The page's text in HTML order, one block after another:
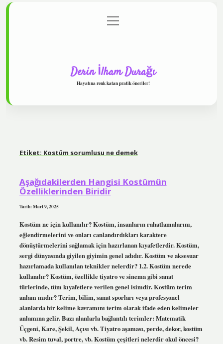
Gizlilik Politikası
menüyü
aç
Derin İlham Durağı
Hayatına renk katan pratik öneriler!
Etiket: Kostüm sorumlusu ne demek
Aşağıdakilerden Hangisi Kostümün
Özelliklerinden Biridir
Tarih: Mart 9, 2025
Kostüm ne için kullanılır? Kostüm, insanların rahatlamalarını,
eğlendirmelerini ve onları canlandırdıkları karaktere
dönüştürmelerini sağlamak için hazırlanan kıyafetlerdir. Kostüm,
sergi dünyasında giyilen giyimin genel adıdır. Kostüm ve aksesuar
hazırlamada kullanılan teknikler nelerdir? 1.2. Kostüm nerede
kullanılır? Kostüm, özellikle tiyatro ve sinema gibi sanat
türlerinde, tüm kıyafetlere verilen genel isimdir. Kostüm terim
anlam mıdır? Terim, bilim, sanat sporları veya profesyonel
alanlarda bir kelime kavramını terim olarak ifade eden kelimeler
anlamına gelir. Bazı alanlarla bağlantılı terimler: Matematik
Üçgeni, Kare, Şekil, Açısı vb. Tiyatro aşaması, perde, dekor, kostüm
vb. Resim tuval, portre, vb. Kostüm çeşitleri nelerdir okul öncesi?